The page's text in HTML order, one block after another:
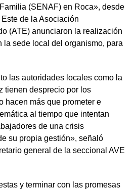
(SENAF) en Roca», desde
de la Asociación
(ATE) anunciaron la realización
la sede local del organismo, para
las autoridades locales como la
tienen desprecio por los
hacen más que prometer e
al tiempo que intentan
de una crisis
su propia gestión», señaló
general de la seccional AVE
y terminar con las promesas